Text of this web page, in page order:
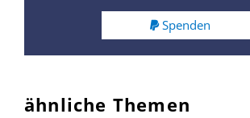
Spenden
ähnliche Themen